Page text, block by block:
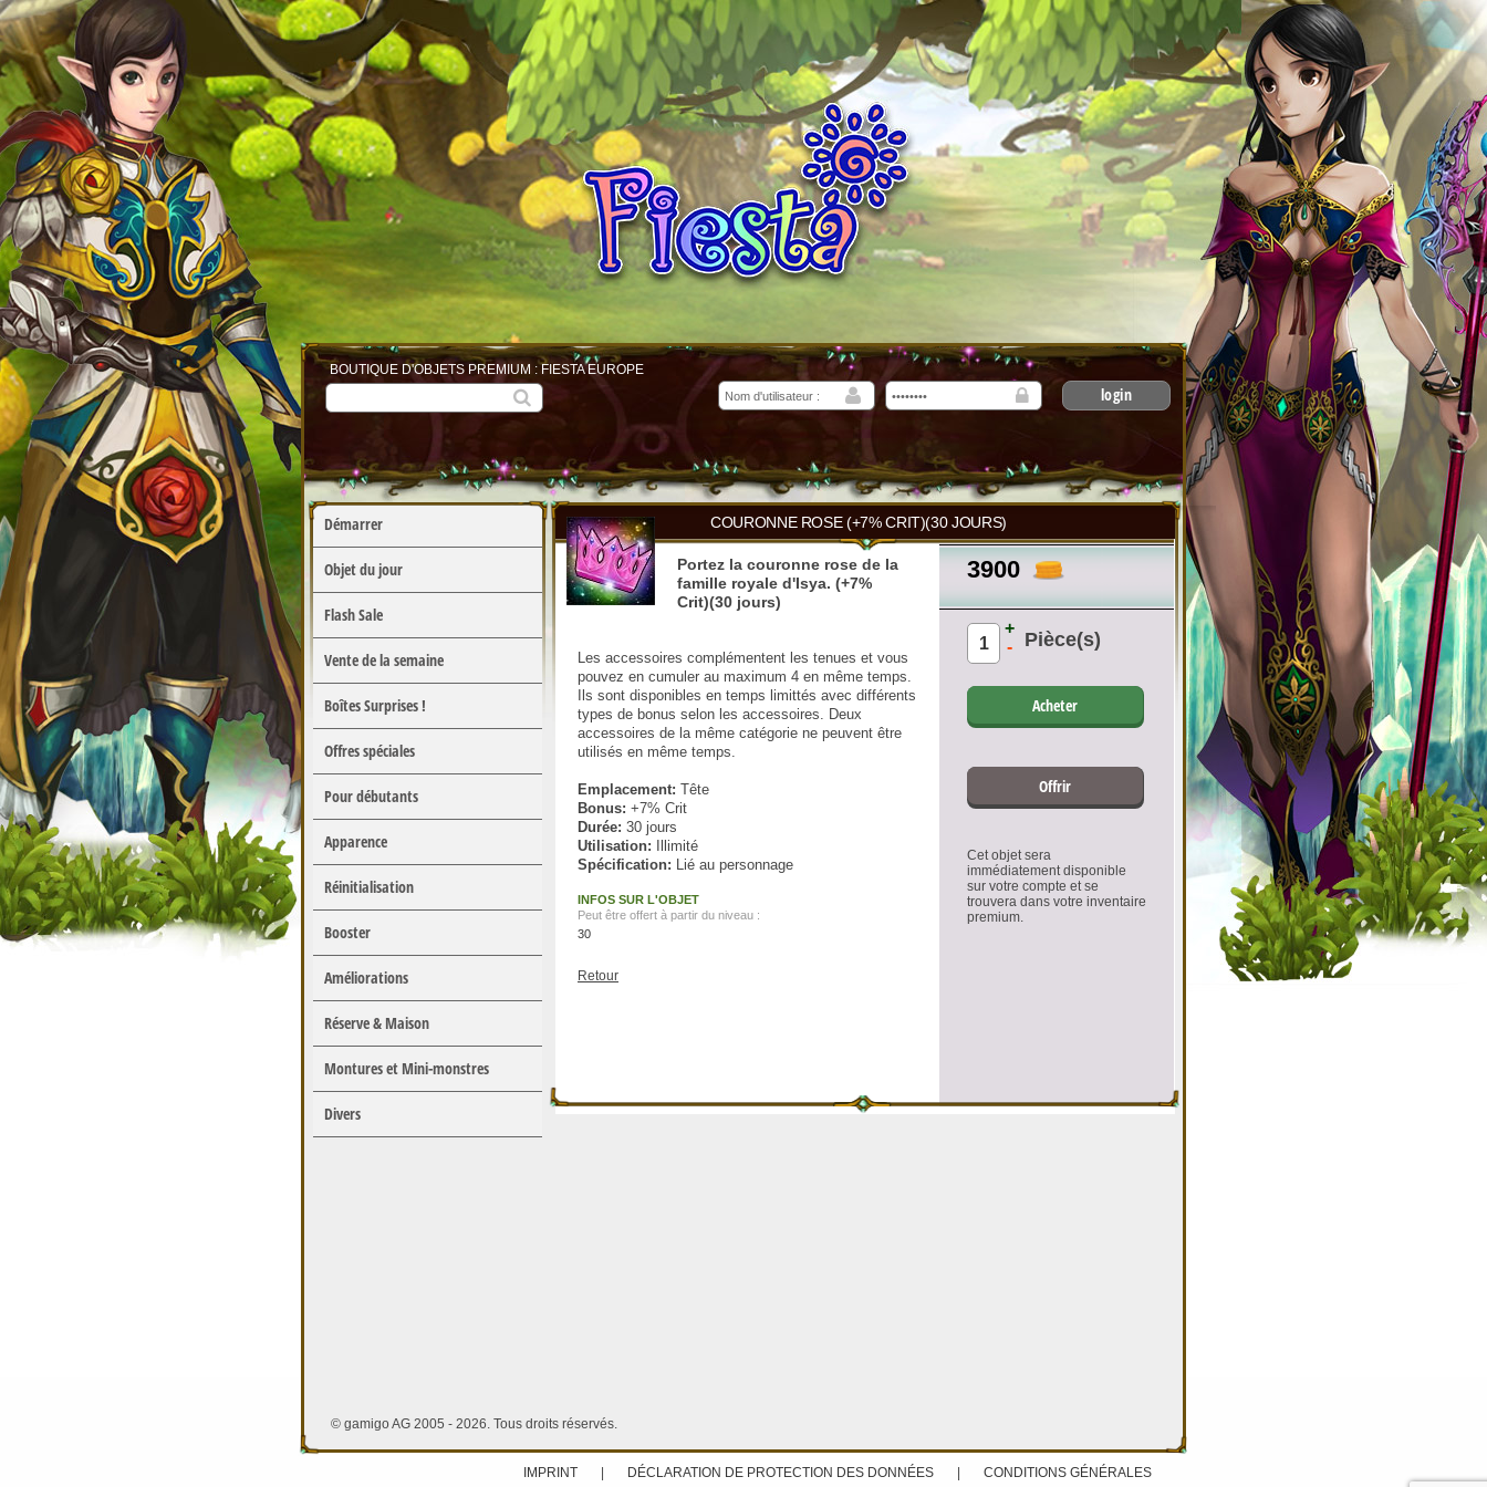
BOUTIQUE D'OBJETS PREMIUM : FIESTA EUROPE
login
Démarrer
Objet du jour
Flash Sale
Vente de la semaine
Boîtes Surprises !
Offres spéciales
Pour débutants
Apparence
Réinitialisation
Booster
Améliorations
Réserve & Maison
Montures et Mini-monstres
Divers
COURONNE ROSE (+7% CRIT)(30 JOURS)
3900
Pièce(s)
+
-
Acheter
Offrir
Cet objet sera
immédiatement disponible
sur votre compte et se
trouvera dans votre inventaire
premium.
Portez la couronne rose de la
famille royale d'Isya. (+7%
Crit)(30 jours)
Les accessoires complémentent les tenues et vous
pouvez en cumuler au maximum 4 en même temps.
Ils sont disponibles en temps limittés avec différents
types de bonus selon les accessoires. Deux
accessoires de la même catégorie ne peuvent être
utilisés en même temps.
Emplacement: Tête
Bonus: +7% Crit
Durée: 30 jours
Utilisation: Illimité
Spécification: Lié au personnage
INFOS SUR L'OBJET
Peut être offert à partir du niveau :
30
Retour
© gamigo AG 2005 - 2026. Tous droits réservés.
IMPRINT DÉCLARATION DE PROTECTION DES DONNÉES CONDITIONS GÉNÉRALES